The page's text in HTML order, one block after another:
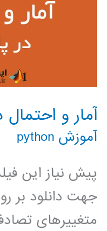
آمار و احتمال
آموزش python
پیش نیاز این
جهت دانلود بر
متغییرهای